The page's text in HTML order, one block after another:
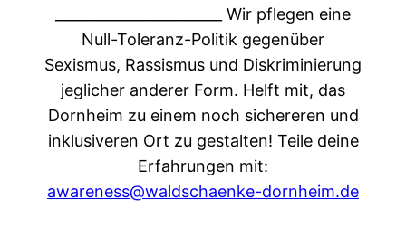
Wir pflegen eine
Null-Toleranz-Politik gegenüber
Sexismus, Rassismus und Diskriminierung
jeglicher anderer Form. Helft mit, das
Dornheim zu einem noch sichereren und
inklusiveren Ort zu gestalten! Teile deine
Erfahrungen mit:
awareness@waldschaenke-dornheim.de